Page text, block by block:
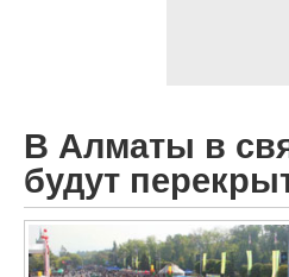
В Алматы в
будут